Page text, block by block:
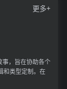
更多+
，旨在协助各个
和类型定制。在